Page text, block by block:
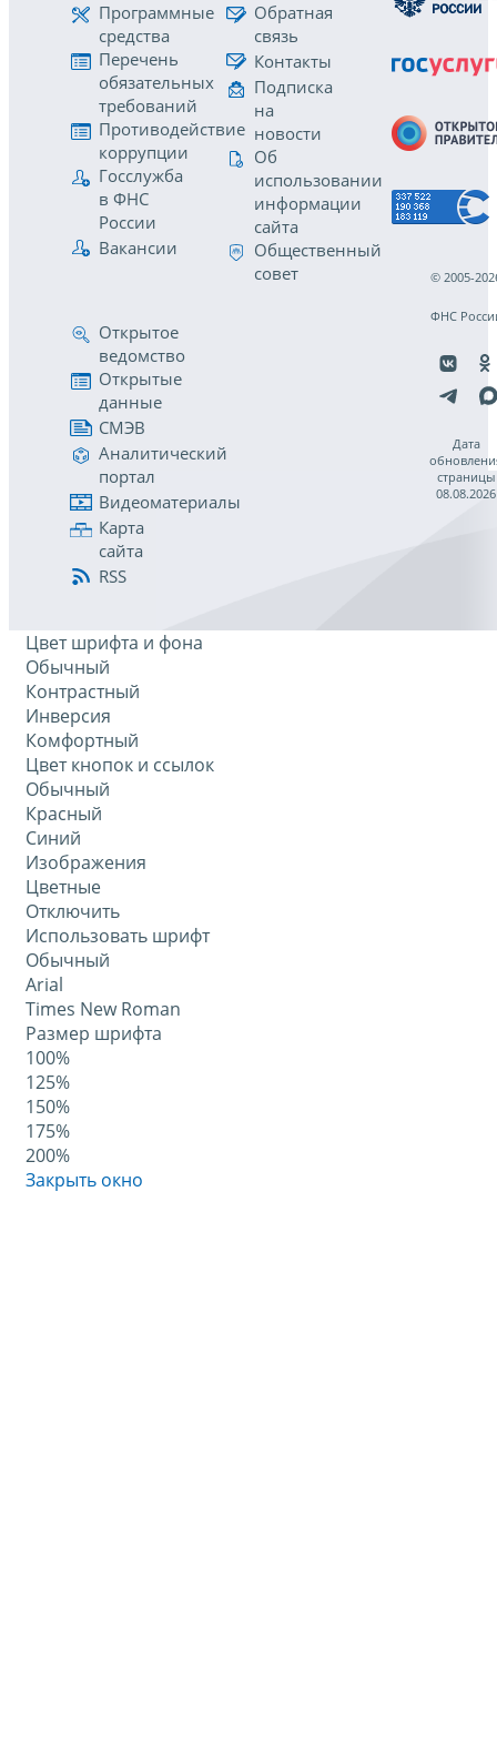
Программные
средства
Перечень
обязательных
требований
Противодействие
коррупции
Госслужба
в ФНС
России
Вакансии
Обратная
связь
Контакты
Подписка
на
новости
Об
использовании
информации
сайта
Общественный
совет
Открытое
ведомство
Открытые
данные
СМЭВ
Аналитический
портал
Видеоматериалы
Карта
сайта
RSS
© 2005-
ФНС
Дата
страницы
08.08.2026
Цвет шрифта и фона
Обычный
Контрастный
Инверсия
Комфортный
Цвет кнопок и ссылок
Обычный
Красный
Синий
Изображения
Цветные
Отключить
Использовать шрифт
Обычный
Arial
Times New Roman
Размер шрифта
100%
125%
150%
175%
200%
Закрыть окно